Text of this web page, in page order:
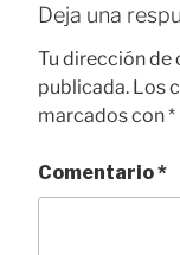
Deja una
Tu dirección de
publicada. Los
marcados con*
Comentario*